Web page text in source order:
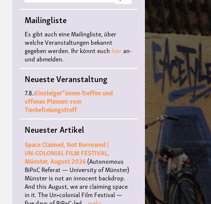
Mailingliste
Es gibt auch eine Mailingliste, über
welche Veranstaltungen bekannt
gegeben werden. Ihr könnt euch hieran-
und abmelden.
Neueste Veranstaltung
7.8.:Einsteiger*innen-Treffen und
offenes Plenum vom
Tierbefreiungstreff
Neuester Artikel
Space Claimed, Not Borrowed |
UN•COLONIAL FILM FESTIVAL,
Münster, August 2026(Autonomous
BiPoC Referat — University of Münster)
Münster is not an innocent backdrop.
And this August, we are claiming space
in it. The Un•colonial Film Festival —